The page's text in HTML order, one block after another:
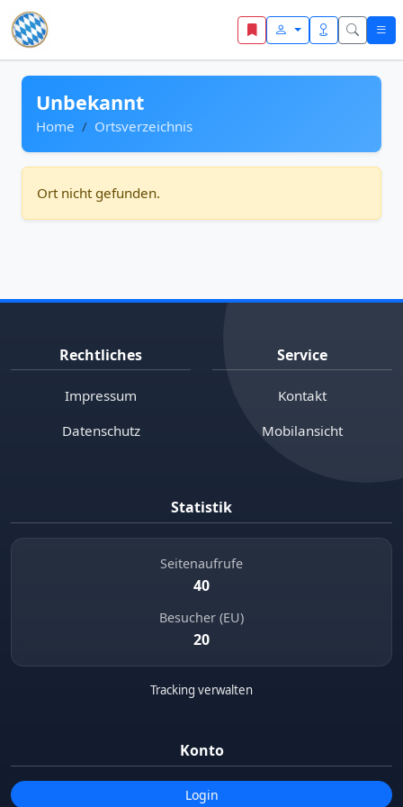
Zum Inhalt springen
Unbekannt
Home Ortsverzeichnis
Ort nicht gefunden.
Rechtliches
Impressum
Datenschutz
Service
Kontakt
Mobilansicht
Statistik
Seitenaufrufe
40
Besucher (EU)
20
Tracking verwalten
Konto
Login